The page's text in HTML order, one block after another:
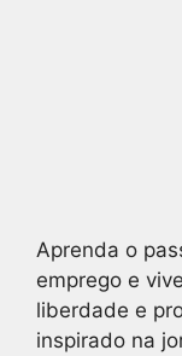
Aprenda o
emprego e
liberdade e
inspirado na